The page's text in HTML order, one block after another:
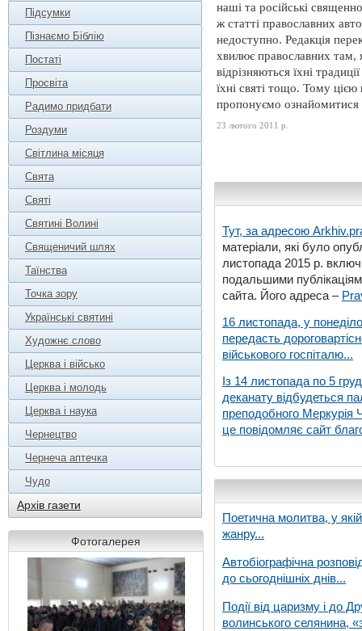
Підсумки
Пізнаємо Біблію
Постаті
Просвіта
Радимо придбати
Роздуми
Світлина місяця
Свята
Святі
Святині Волині
Священичий шлях
Таїнства
Точка зору
Українські святині
Художнє слово
Церква і військо
Церква і молодь
Церква і наука
Чернецтво
Чернеча аптечка
Чудо
Архів газети
Фотогалерея
наші та російські
ж статті православних
недоступно. Редакція
хвилює православних
відрізняються їхні
їхні святі тощо. Тому
пропонуємо
23 лютого 2011 р.
Тут, за адресою
матеріали, які було
листопада 2015 р.
подальшими
сайта. Його адреса –
16 листопада, у
передасть
військового госпіталю...
Із 14 листопада по 5
деканату відбудеться
преподобного Меркурія
це повідомляє сайт
Поетична молитва, у
жанру...
Автобіографічна
до сьогоднішніх днів...
Події від царизму і до
волинського селянина,